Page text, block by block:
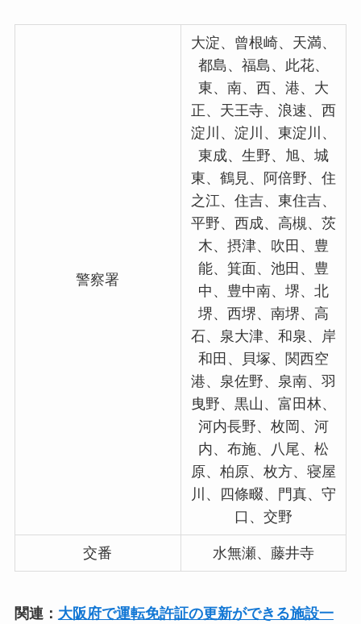
警察署
大淀、曾根崎、天満、
都島、福島、此花、
東、南、西、港、大
正、天王寺、浪速、西
淀川、淀川、東淀川、
東成、生野、旭、城
東、鶴見、阿倍野、住
之江、住吉、東住吉、
平野、西成、高槻、茨
木、摂津、吹田、豊
能、箕面、池田、豊
中、豊中南、堺、北
堺、西堺、南堺、高
石、泉大津、和泉、岸
和田、貝塚、関西空
港、泉佐野、泉南、羽
曳野、黒山、富田林、
河内長野、枚岡、河
内、布施、八尾、松
原、柏原、枚方、寝屋
川、四條畷、門真、守
口、交野
交番 水無瀬、藤井寺
関連： 大阪府で運転免許証の更新ができる施設一